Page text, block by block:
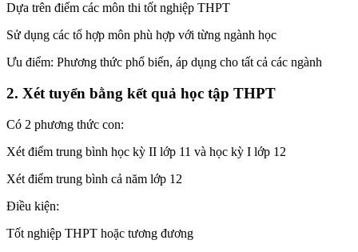
Dựa trên điểm các môn thi tốt nghiệp THPT
Sử dụng các tổ hợp môn phù hợp với từng ngành học
Ưu điểm: Phương thức phổ biến, áp dụng cho tất cả các ngành
2. Xét tuyển bằng kết quả học tập THPT
Có 2 phương thức con:
Xét điểm trung bình học kỳ II lớp 11 và học kỳ I lớp 12
Xét điểm trung bình cả năm lớp 12
Điều kiện:
Tốt nghiệp THPT hoặc tương đương